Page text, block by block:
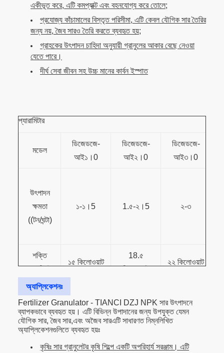
একীভূত করে, এটি কমপ্যাক্ট এবং বহনযোগ্য করে তোলে;
প্রযোজ্য কাঁচামালের বিস্তৃত পরিসীমা, এটি কেবল যৌগিক সার তৈরির
জন্য নয়, জৈব সারও তৈরি করতে ব্যবহৃত হয়;
গ্রাহকের উৎপাদন চাহিদা অনুযায়ী গ্রানুলের আকার বেছে নেওয়া
যেতে পারে।
দীর্ঘ সেবা জীবন সহ উচ্চ মানের কার্বন ইস্পাত
প্যারামিটার
মডেল
ডিজেডজে-
আই১।0
ডিজেডজে-
আই২।0
ডিজেডজে-
আই৩।0
উৎপাদন
ক্ষমতা
((টন/ঘন্টা)
১-১।5 1.৫-২।5 ২-৩
শক্তি
(কেডব্লিউ)
১৫ কিলোওয়াট
18.৫
কিলোওয়াট
২২ কিলোওয়াট
রোলার
আকার
Φ150x220 Φ150x300 Φ186x300
খাওয়ানোর
₹০.৫ মিমি
অ্যাপ্লিকেশনঃ
Fertilizer Granulator - TIANCI DZJ NPK সার উৎপাদনে
ব্যাপকভাবে ব্যবহৃত হয়। এটি বিভিন্ন উপাদানের জন্য উপযুক্ত যেমন
যৌগিক সার, জৈব সার,এবং অজৈব সারএটি সাধারণত নিম্নলিখিত
অ্যাপ্লিকেশনগুলিতে ব্যবহৃত হয়ঃ
কৃষিঃ সার গ্রানুলেটর কৃষি শিল্পে একটি অপরিহার্য সরঞ্জাম। এটি